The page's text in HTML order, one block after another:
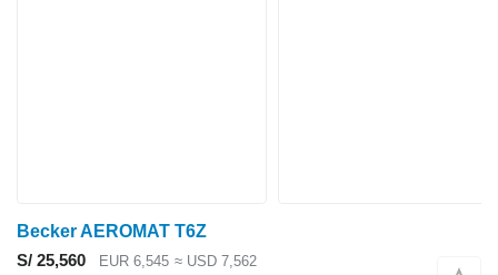
Becker AEROMAT T6Z
S/ 25,560
EUR 6,545 ≈ USD 7,562